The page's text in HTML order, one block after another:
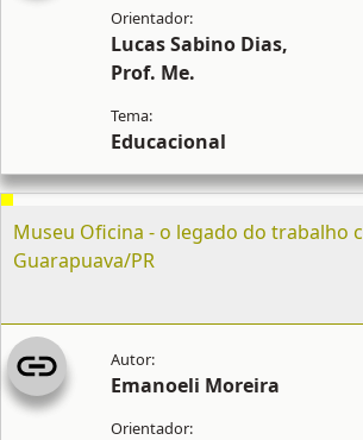
Lucas Sabino Dias,
Prof. Me.
Educacional
Museu Oficina - o legado do trabalho
Guarapuava/PR
Emanoeli Moreira